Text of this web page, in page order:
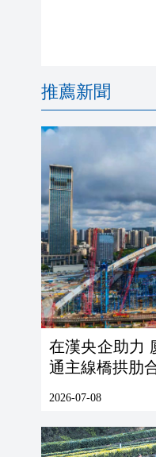
推薦新聞
在漢央企助力
通主線橋拱肋
2026-07-08